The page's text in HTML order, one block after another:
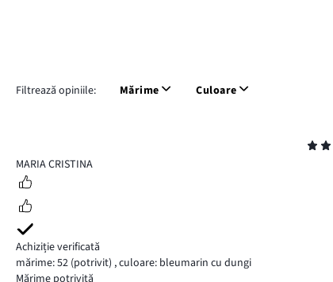
Filtrează opiniile: Mărime Culoare
5
MARIA CRISTINA
Achiziție verificată
mărime: 52 (potrivit) ,culoare: bleumarin cu dungi
Mărime potrivită